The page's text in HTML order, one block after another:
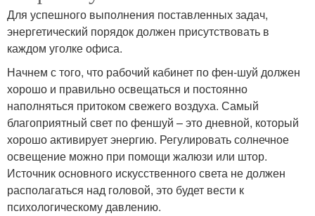
Для успешного выполнения поставленных задач,
энергетический порядок должен присутствовать в
каждом уголке офиса.
Начнем с того, что рабочий кабинет по фен-шуй должен
хорошо и правильно освещаться и постоянно
наполняться притоком свежего воздуха. Самый
благоприятный свет по феншуй – это дневной, который
хорошо активирует энергию. Регулировать солнечное
освещение можно при помощи жалюзи или штор.
Источник основного искусственного света не должен
располагаться над головой, это будет вести к
психологическому давлению.